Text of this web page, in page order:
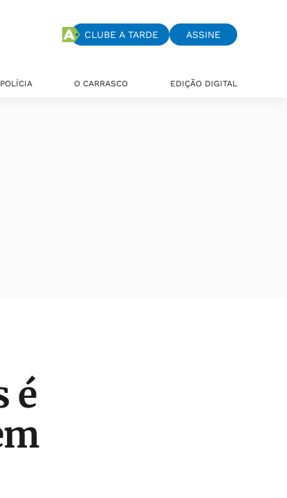
CLUBE A TARDE ASSINE
POLÍCIA O CARRASCO EDIÇÃO DIGITAL
é